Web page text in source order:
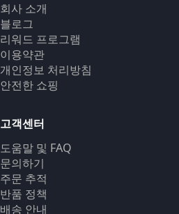
회사 소개
블로그
리워드 프로그램
이용약관
개인정보 처리방침
안전한 쇼핑
고객센터
도움말 및 FAQ
문의하기
주문 추적
반품 정책
배송 안내